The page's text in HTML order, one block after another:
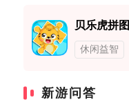
贝乐虎拼图
休闲益智
新游问答